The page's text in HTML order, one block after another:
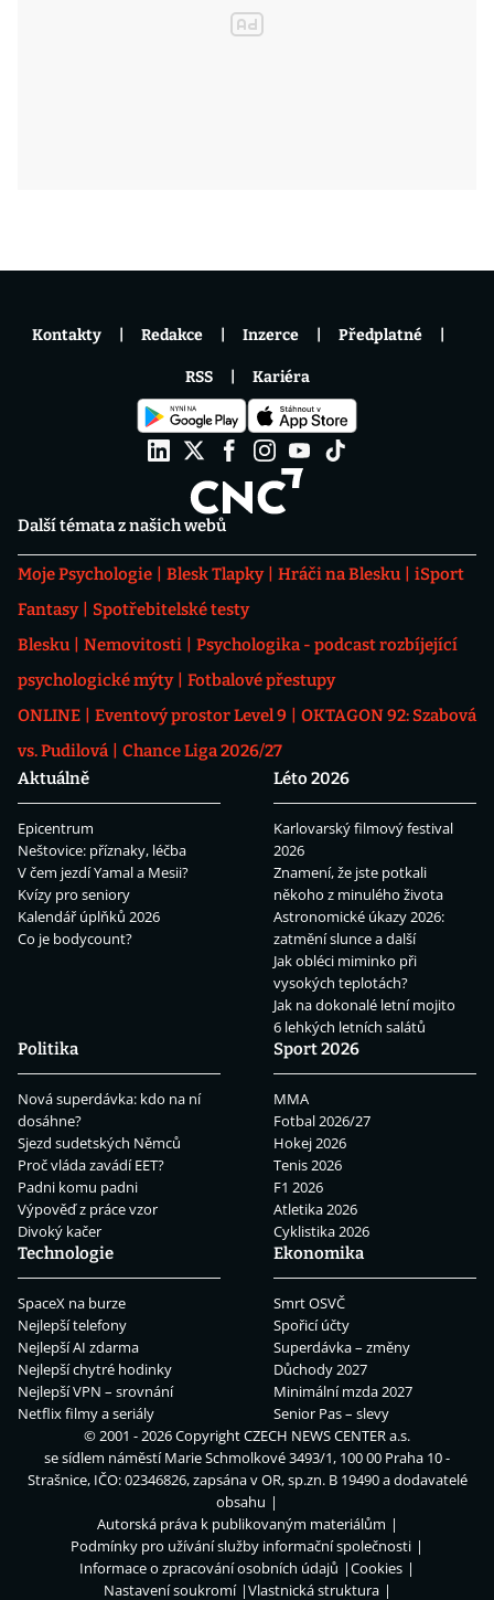
Další témata z našich webů
Moje Psychologie Blesk Tlapky Hráči na Blesku
iSport
Fantasy
Spotřebitelské testy
Blesku
Nemovitosti
Psychologika - podcast rozbíjející
psychologické mýty
Fotbalové přestupy
ONLINE
Eventový prostor Level 9
OKTAGON 92: Szabová
vs. Pudilová
Chance Liga 2026/27
Aktuálně
Epicentrum
Neštovice: příznaky, léčba
V čem jezdí Yamal a Mesii?
Kvízy pro seniory
Kalendář úplňků 2026
Co je bodycount?
Léto 2026
Karlovarský filmový festival
2026
Znamení, že jste potkali
někoho z minulého života
Astronomické úkazy 2026:
zatmění slunce a další
Jak obléci miminko při
vysokých teplotách?
Jak na dokonalé letní mojito
6 lehkých letních salátů
Politika
Nová superdávka: kdo na ní
dosáhne?
Sjezd sudetských Němců
Proč vláda zavádí EET?
Padni komu padni
Výpověď z práce vzor
Divoký kačer
Sport 2026
MMA
Fotbal 2026/27
Hokej 2026
Tenis 2026
F1 2026
Atletika 2026
Cyklistika 2026
Technologie
SpaceX na burze
Nejlepší telefony
Nejlepší AI zdarma
Nejlepší chytré hodinky
Nejlepší VPN – srovnání
Netflix filmy a seriály
Ekonomika
Smrt OSVČ
Spořicí účty
Superdávka – změny
Důchody 2027
Minimální mzda 2027
Senior Pas – slevy
Kontakty Redakce Inzerce Předplatné
RSS Kariéra
© 2001 - 2026 CopyrightCZECH NEWS CENTER a.s.
se sídlem náměstí Marie Schmolkové 3493/1, 100 00 Praha 10 -
Strašnice, IČO: 02346826, zapsána v OR, sp.zn. B 19490 a dodavatelé
obsahu
Autorská práva k publikovaným materiálům
Podmínky pro užívání služby informační společnosti
Informace o zpracování osobních údajů
Cookies
Nastavení soukromí
Vlastnická struktura